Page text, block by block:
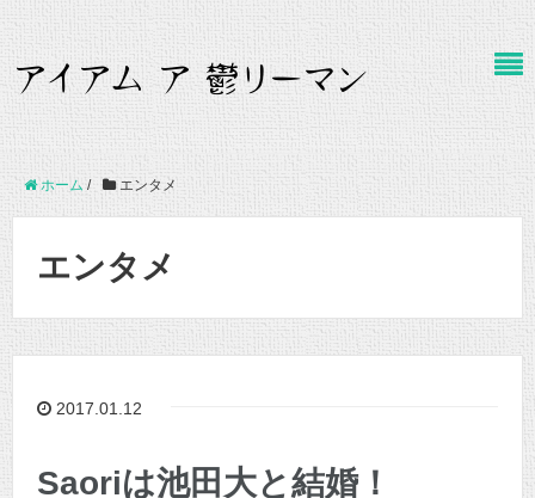
ホーム / エンタメ
エンタメ
2017.01.12
Saoriは池田大と結婚！